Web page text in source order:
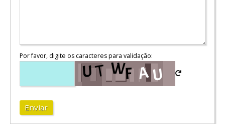
Por favor, digite os caracteres para validação:
Enviar